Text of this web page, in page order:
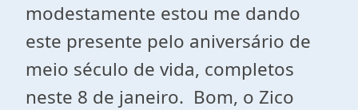
modestamente estou me dando
este presente pelo aniversário de
meio século de vida, completos
neste 8 de janeiro. Bom, o Zico